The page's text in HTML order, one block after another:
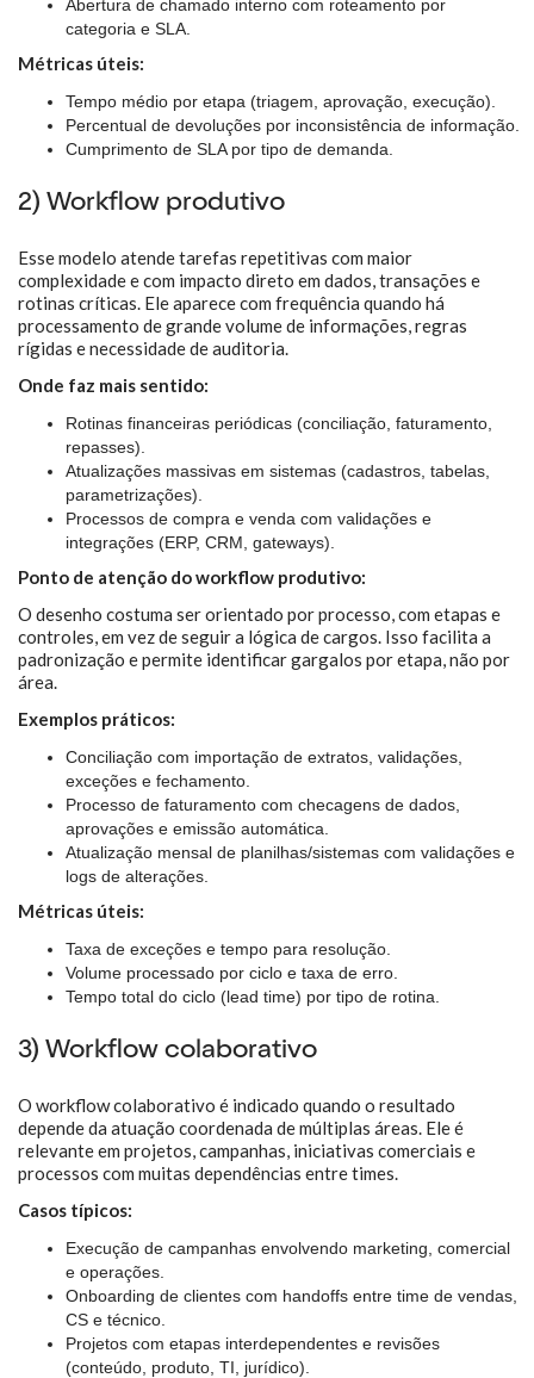
Abertura de chamado interno com roteamento por
categoria e SLA.
Métricas úteis:
Tempo médio por etapa (triagem, aprovação, execução).
Percentual de devoluções por inconsistência de informação.
Cumprimento de SLA por tipo de demanda.
2) Workflow produtivo
Esse modelo atende tarefas repetitivas com maior
complexidade e com impacto direto em dados, transações e
rotinas críticas. Ele aparece com frequência quando há
processamento de grande volume de informações, regras
rígidas e necessidade de auditoria.
Onde faz mais sentido:
Rotinas financeiras periódicas (conciliação, faturamento,
repasses).
Atualizações massivas em sistemas (cadastros, tabelas,
parametrizações).
Processos de compra e venda com validações e
integrações (ERP, CRM, gateways).
Ponto de atenção do workflow produtivo:
O desenho costuma ser orientado por processo, com etapas e
controles, em vez de seguir a lógica de cargos. Isso facilita a
padronização e permite identificar gargalos por etapa, não por
área.
Exemplos práticos:
Conciliação com importação de extratos, validações,
exceções e fechamento.
Processo de faturamento com checagens de dados,
aprovações e emissão automática.
Atualização mensal de planilhas/sistemas com validações e
logs de alterações.
Métricas úteis:
Taxa de exceções e tempo para resolução.
Volume processado por ciclo e taxa de erro.
Tempo total do ciclo (lead time) por tipo de rotina.
3) Workflow colaborativo
O workflow colaborativo é indicado quando o resultado
depende da atuação coordenada de múltiplas áreas. Ele é
relevante em projetos, campanhas, iniciativas comerciais e
processos com muitas dependências entre times.
Casos típicos:
Execução de campanhas envolvendo marketing, comercial
e operações.
Onboarding de clientes com handoffs entre time de vendas,
CS e técnico.
Projetos com etapas interdependentes e revisões
(conteúdo, produto, TI, jurídico).